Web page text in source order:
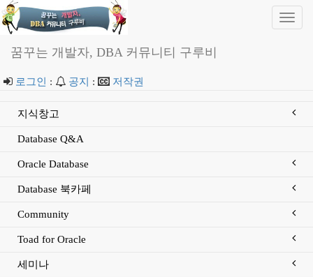
꿈꾸는 개발자, DBA 커뮤니티 구루비
로그인 : 공지 : 저작권
지식창고
Database Q&A
Oracle Database
Database 북카페
Community
Toad for Oracle
세미나